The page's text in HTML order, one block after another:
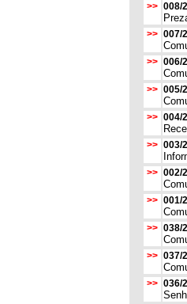
>> 008/
>> 007/
>> 006/
>> 005/
>> 004/
>> 003/
>> 002/
>> 001/
>> 038/
>> 037/
>> 036/